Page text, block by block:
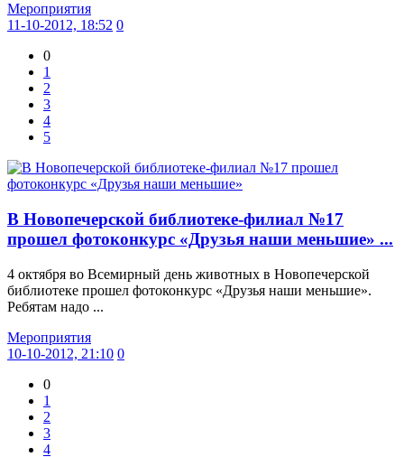
Мероприятия
11-10-2012, 18:52 0
0
1
2
3
4
5
В Новопечерской библиотеке-филиал №17
прошел фотоконкурс «Друзья наши меньшие» ...
4 октября во Всемирный день животных в Новопечерской
библиотеке прошел фотоконкурс «Друзья наши меньшие».
Ребятам надо ...
Мероприятия
10-10-2012, 21:10 0
0
1
2
3
4